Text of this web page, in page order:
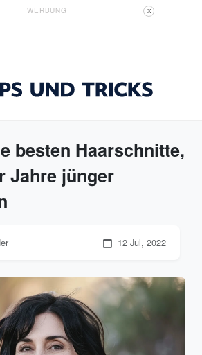
WERBUNG X
besten Haarschnitte,
Jahre jünger
12 Jul, 2022